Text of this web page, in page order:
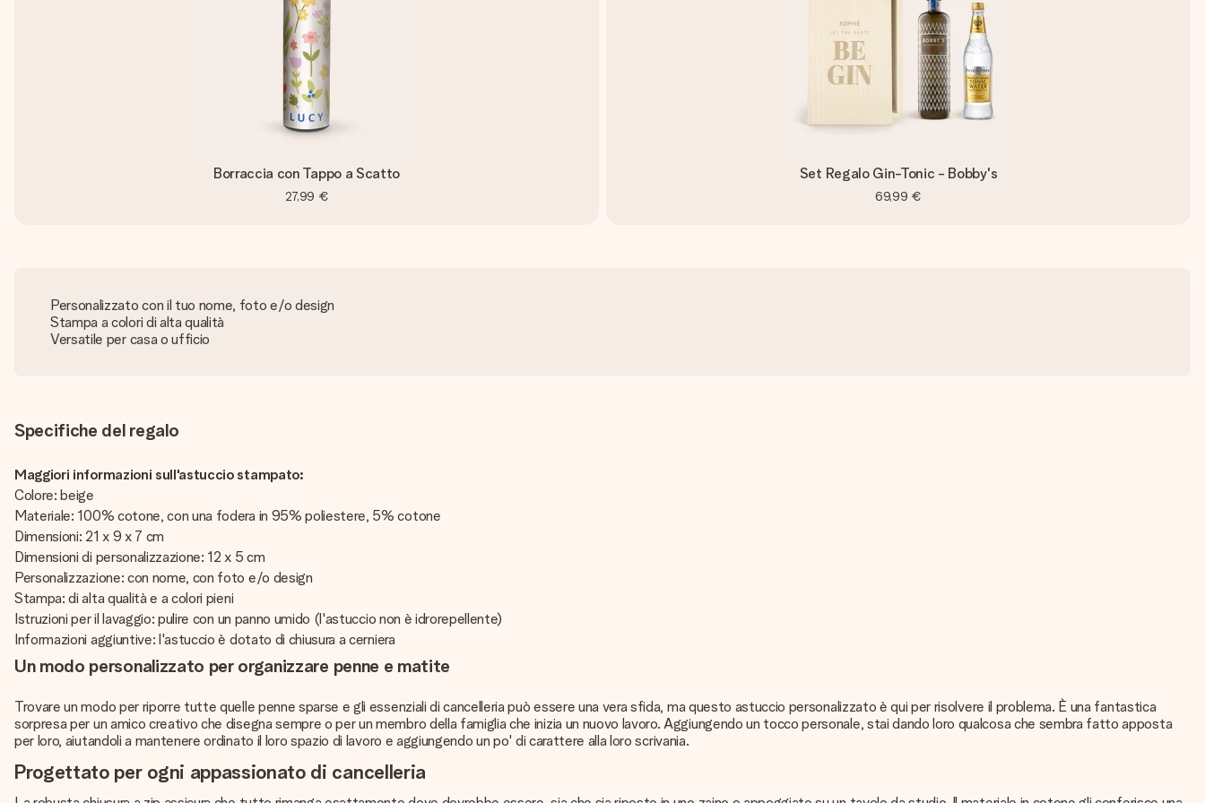
Borraccia con Tappo a Scatto
27,99 €
Set Regalo Gin-Tonic - Bobby's
69,99 €
Personalizzato con il tuo nome, foto e/o design
Stampa a colori di alta qualità
Versatile per casa o ufficio
Specifiche del regalo
Maggiori informazioni sull'astuccio stampato:
Colore: beige
Materiale: 100% cotone, con una fodera in 95% poliestere, 5% cotone
Dimensioni: 21 x 9 x 7 cm
Dimensioni di personalizzazione: 12 x 5 cm
Personalizzazione: con nome, con foto e/o design
Stampa: di alta qualità e a colori pieni
Istruzioni per il lavaggio: pulire con un panno umido (l'astuccio non è idrorepellente)
Informazioni aggiuntive: l'astuccio è dotato di chiusura a cerniera
Un modo personalizzato per organizzare penne e matite
Trovare un modo per riporre tutte quelle penne sparse e gli essenziali di cancelleria può essere una vera sfida, ma questo astuccio personalizzato è qui per risolvere il problema. È una fantastica
sorpresa per un amico creativo che disegna sempre o per un membro della famiglia che inizia un nuovo lavoro. Aggiungendo un tocco personale, stai dando loro qualcosa che sembra fatto apposta
per loro, aiutandoli a mantenere ordinato il loro spazio di lavoro e aggiungendo un po' di carattere alla loro scrivania.
Progettato per ogni appassionato di cancelleria